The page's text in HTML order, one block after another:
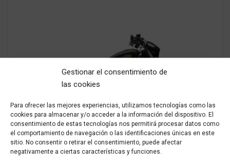
Gestionar el consentimiento de
las cookies
Para ofrecer las mejores experiencias, utilizamos tecnologías como las
cookies para almacenar y/o acceder a la información del dispositivo. El
consentimiento de estas tecnologías nos permitirá procesar datos como
el comportamiento de navegación o las identificaciones únicas en este
sitio. No consentir o retirar el consentimiento, puede afectar
negativamente a ciertas características y funciones.
HARLEY-DAVIDSON – NIGHTSTER –
Desde 136€*